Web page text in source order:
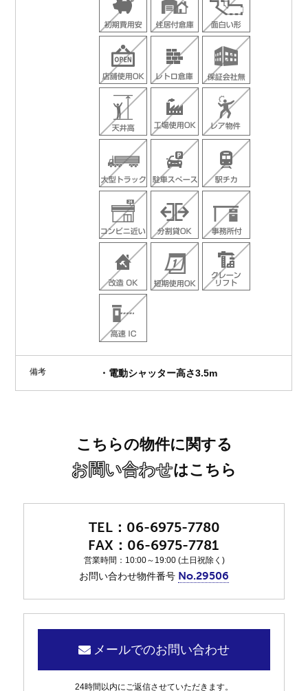
備考 ・電動シャッター高さ3.5m
こちらの物件に関する
お問い合わせはこちら
06-6975-7780
06-6975-7781
営業時間：10:00～19:00 (土日祝除く)
お問い合わせ物件番号 No.29506
メールでのお問い合わせ
24時間以内にご返信させていただきます。